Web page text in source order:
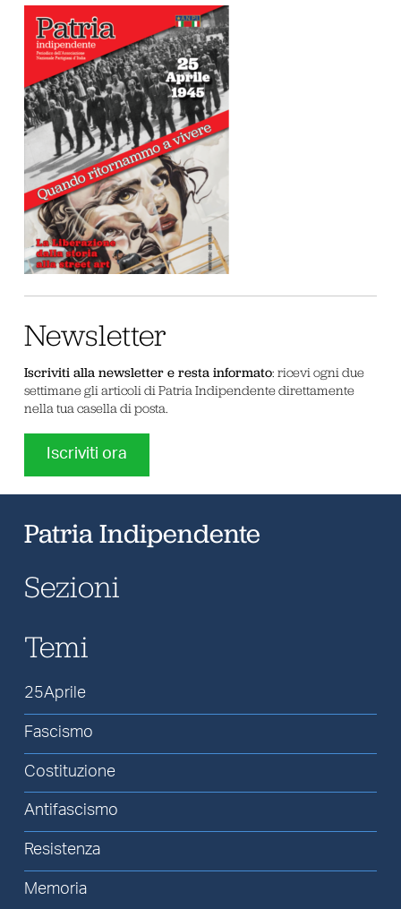
Newsletter
Iscriviti alla newsletter e resta informato: ricevi ogni due
settimane gli articoli di Patria Indipendente direttamente
nella tua casella di posta.
Iscriviti ora
Patria Indipendente
Sezioni
Temi
25Aprile
Fascismo
Costituzione
Antifascismo
Resistenza
Memoria